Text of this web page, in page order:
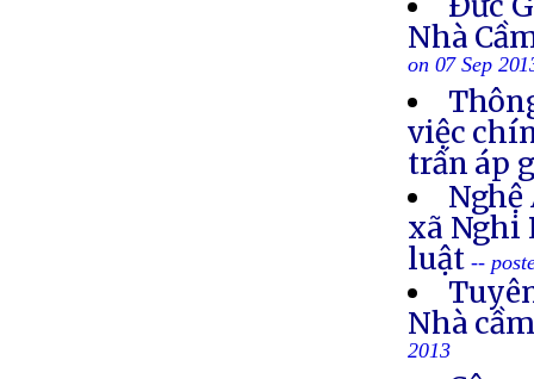
Nhà
on 07 Sep
việc
trấn áp
Nghệ
xã Nghi
luật--
Nhà
2013